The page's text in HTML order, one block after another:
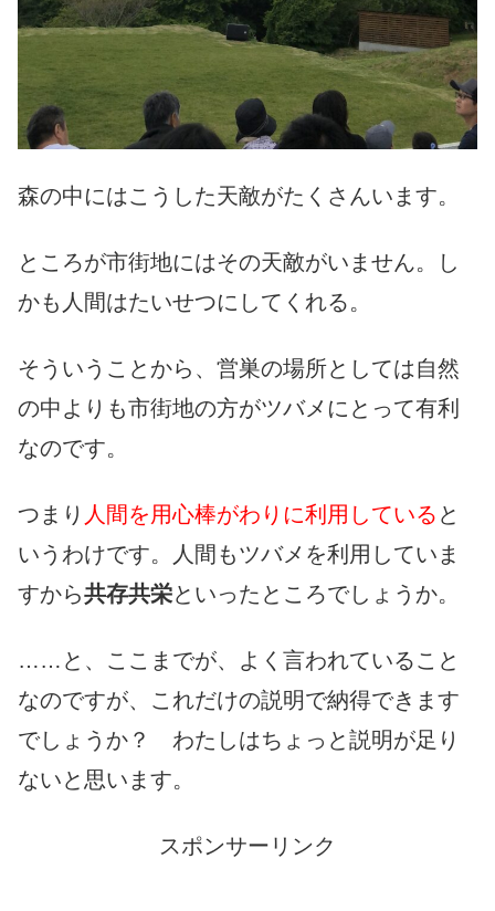
森の中にはこうした天敵がたくさんいます。
ところが市街地にはその天敵がいません。し
かも人間はたいせつにしてくれる。
そういうことから、営巣の場所としては自然
の中よりも市街地の方がツバメにとって有利
なのです。
つまり 人間を用心棒がわりに利用している と
いうわけです。人間もツバメを利用していま
すから共存共栄といったところでしょうか。
……と、ここまでが、よく言われていること
なのですが、これだけの説明で納得できます
でしょうか？ わたしはちょっと説明が足り
ないと思います。
スポンサーリンク